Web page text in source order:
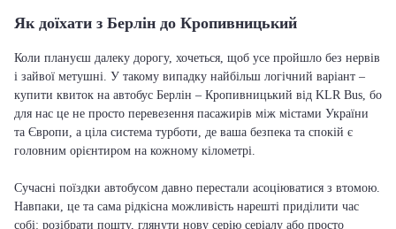
Як доїхати з Берлін до Кропивницький
Коли плануєш далеку дорогу, хочеться, щоб усе пройшло без нервів
і зайвої метушні. У такому випадку найбільш логічний варіант –
купити квиток на автобус Берлін – Кропивницький від KLR Bus, бо
для нас це не просто перевезення пасажирів між містами України
та Європи, а ціла система турботи, де ваша безпека та спокій є
головним орієнтиром на кожному кілометрі.
Сучасні поїздки автобусом давно перестали асоціюватися з втомою.
Навпаки, це та сама рідкісна можливість нарешті приділити час
собі: розібрати пошту, глянути нову серію серіалу або просто